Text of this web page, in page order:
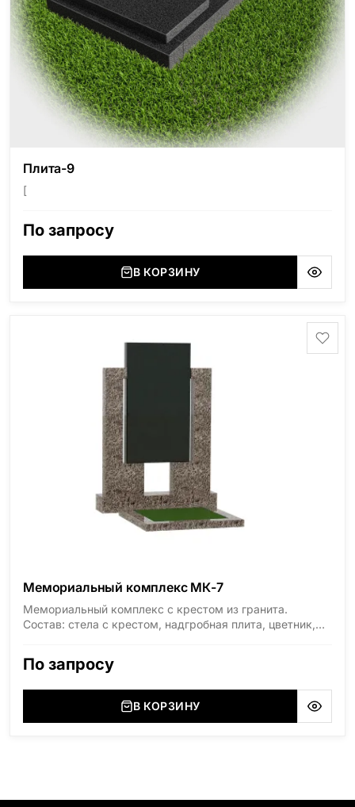
Плита-9
[
По запросу
В КОРЗИНУ
Мемориальный комплекс МК-7
Мемориальный комплекс с крестом из гранита.
Состав: стела с крестом, надгробная плита, цветник,
По запросу
В КОРЗИНУ